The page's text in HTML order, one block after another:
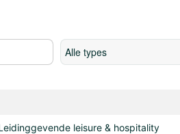
leisure & hospitality